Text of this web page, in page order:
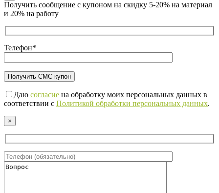
Получить сообщение с купоном на скидку 5-20% на материал
и 20% на работу
Телефон*
Даю согласие на обработку моих персональных данных в
соответствии с Политикой обработки персональных данных.
×